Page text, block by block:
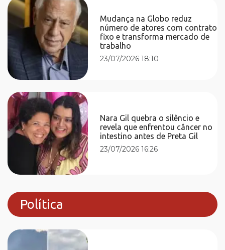
Mudança na Globo reduz
número de atores com contrato
fixo e transforma mercado de
trabalho
23/07/2026 18:10
Nara Gil quebra o silêncio e
revela que enfrentou câncer no
intestino antes de Preta Gil
23/07/2026 16:26
Política